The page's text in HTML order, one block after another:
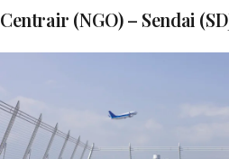
Centrair (NGO) – Sendai